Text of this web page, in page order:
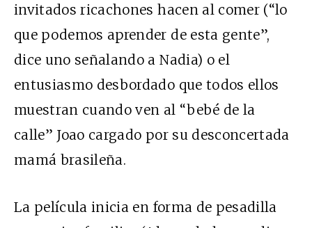
invitados ricachones hacen al comer (“lo
que podemos aprender de esta gente”,
dice uno señalando a Nadia) o el
entusiasmo desbordado que todos ellos
muestran cuando ven al “bebé de la
calle” Joao cargado por su desconcertada
mamá brasileña.
La película inicia en forma de pesadilla